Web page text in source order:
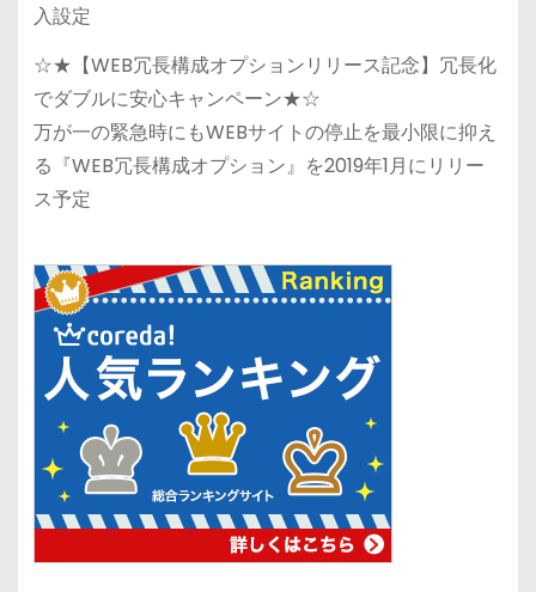
入設定
☆★【WEB冗長構成オプションリリース記念】冗長化
でダブルに安心キャンペーン★☆
万が一の緊急時にもWEBサイトの停止を最小限に抑え
る『WEB冗長構成オプション』を2019年1月にリリー
ス予定